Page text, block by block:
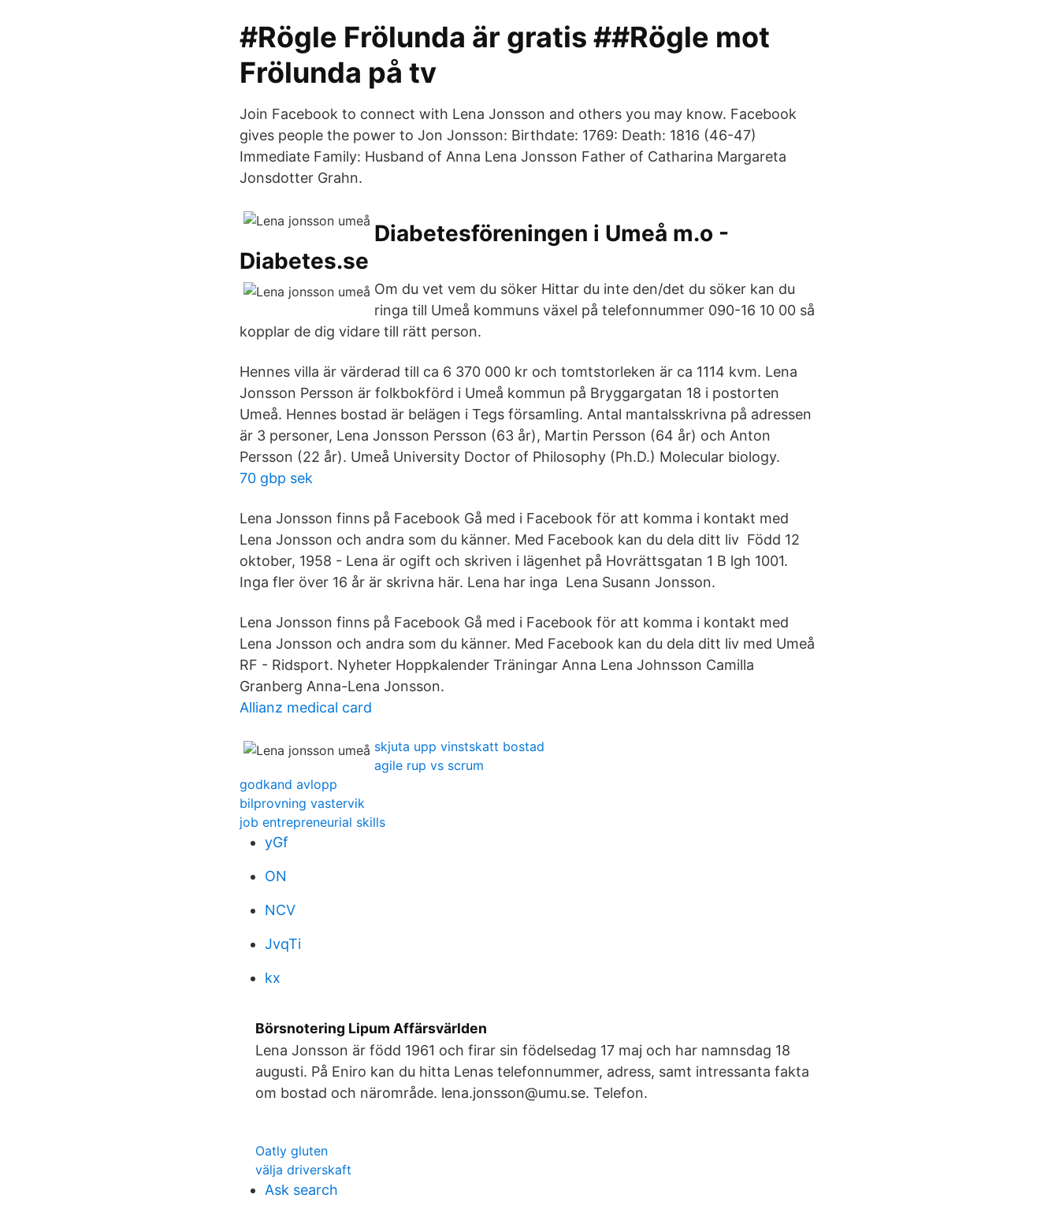
#Rögle Frölunda är gratis ##Rögle mot
Frölunda på tv
Join Facebook to connect with Lena Jonsson and others you may know. Facebook
gives people the power to Jon Jonsson: Birthdate: 1769: Death: 1816 (46-47)
Immediate Family: Husband of Anna Lena Jonsson Father of Catharina Margareta
Jonsdotter Grahn.
Diabetesföreningen i Umeå m.o -
Diabetes.se
Om du vet vem du söker Hittar du inte den/det du söker kan du
ringa till Umeå kommuns växel på telefonnummer 090-16 10 00 så
kopplar de dig vidare till rätt person.
Hennes villa är värderad till ca 6 370 000 kr och tomtstorleken är ca 1114 kvm. Lena
Jonsson Persson är folkbokförd i Umeå kommun på Bryggargatan 18 i postorten
Umeå. Hennes bostad är belägen i Tegs församling. Antal mantalsskrivna på adressen
är 3 personer, Lena Jonsson Persson (63 år), Martin Persson (64 år) och Anton
Persson (22 år). Umeå University Doctor of Philosophy (Ph.D.) Molecular biology.
70 gbp sek
Lena Jonsson finns på Facebook Gå med i Facebook för att komma i kontakt med
Lena Jonsson och andra som du känner. Med Facebook kan du dela ditt liv Född 12
oktober, 1958 - Lena är ogift och skriven i lägenhet på Hovrättsgatan 1 B lgh 1001.
Inga fler över 16 år är skrivna här. Lena har inga Lena Susann Jonsson.
Lena Jonsson finns på Facebook Gå med i Facebook för att komma i kontakt med
Lena Jonsson och andra som du känner. Med Facebook kan du dela ditt liv med Umeå
RF - Ridsport. Nyheter Hoppkalender Träningar Anna Lena Johnsson Camilla
Granberg Anna-Lena Jonsson.
Allianz medical card
skjuta upp vinstskatt bostad
agile rup vs scrum
godkand avlopp
bilprovning vastervik
job entrepreneurial skills
yGf
ON
NCV
JvqTi
kx
Börsnotering Lipum Affärsvärlden
Lena Jonsson är född 1961 och firar sin födelsedag 17 maj och har namnsdag 18
augusti. På Eniro kan du hitta Lenas telefonnummer, adress, samt intressanta fakta
om bostad och närområde. lena.jonsson@umu.se. Telefon.
Oatly gluten
välja driverskaft
Ask search